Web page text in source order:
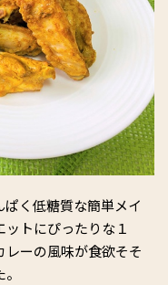
く低糖質な簡単メイ
トにぴったりな１
ーの風味が食欲そそ